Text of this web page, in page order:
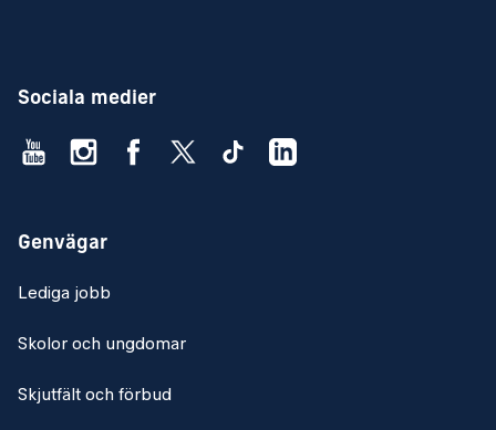
Sociala medier
Genvägar
Lediga jobb
Skolor och ungdomar
Skjutfält och förbud